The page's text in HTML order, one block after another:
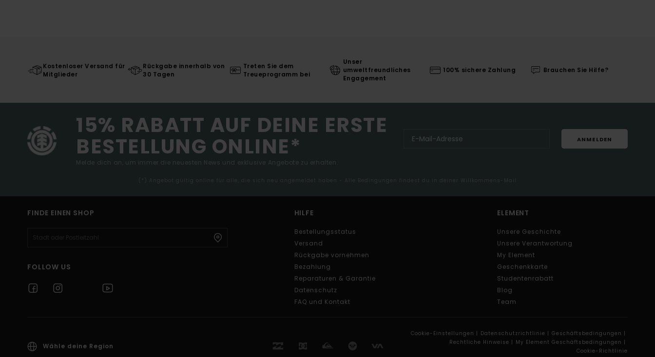
Kostenloser Versand für
Mitglieder
Rückgabe innerhalb von
30 Tagen
Treten Sie dem
Treueprogramm bei
Unser
umweltfreundliches
Engagement
100% sichere Zahlung Brauchen Sie Hilfe?
15% RABATT AUF DEINE ERSTE
BESTELLUNG ONLINE*
Melde dich an, um immer die neuesten News und exklusive Angebote zu erhalten.
ANMELDEN
(*) Angebot gültig online für alle, die sich neu angemeldet haben - Alle Bedingungen findest du in deiner Willkommens-Mail
FINDE EINEN SHOP
FOLLOW US
HILFE
Bestellungsstatus
Versand
Rückgabe vornehmen
Bezahlung
Reparaturen & Garantie
Datenschutz
FAQ und Kontakt
ELEMENT
Unsere Geschichte
Unsere Verantwortung
My Element
Geschenkkarte
Studentenrabatt
Blog
Team
Wähle deine Region
Cookie-Einstellungen | Datenschutzrichtlinie | Geschäftsbedingungen |
Rechtliche Hinweise | My Element Geschäftsbedingungen |
Cookie-Richtlinie